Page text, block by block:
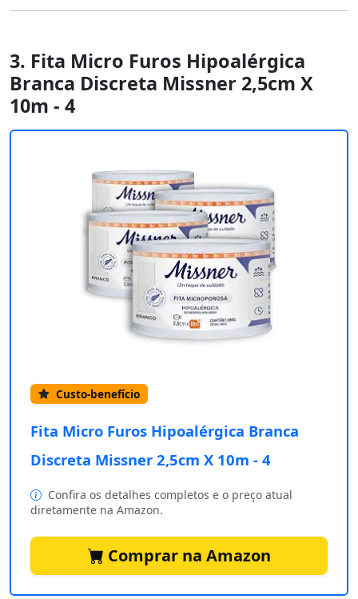
3. Fita Micro Furos Hipoalérgica
Branca Discreta Missner 2,5cm X
10m - 4
Custo-benefício
Fita Micro Furos Hipoalérgica Branca
Discreta Missner 2,5cm X 10m - 4
Confira os detalhes completos e o preço atual
diretamente na Amazon.
Comprar na Amazon